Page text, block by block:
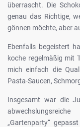
überrascht. Die
genau das Richtige,
gönnen möchte, aber
Ebenfalls begeistert
koche regelmäßig mit
mich einfach die
Pasta-Saucen,
Insgesamt war die
„Gartenparty“